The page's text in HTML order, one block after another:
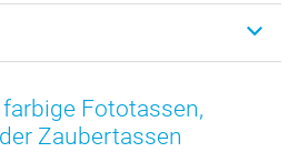
& Poster
Fototassen,
Zaubertassen